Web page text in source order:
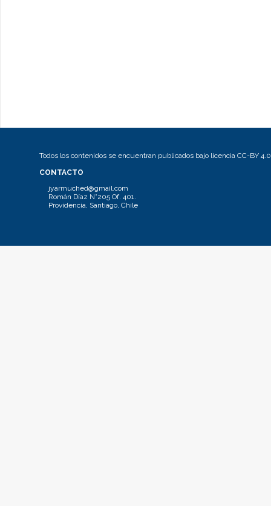
Todos los contenidos se encuentran publicados bajo licencia CC-BY 4.0
CONTACTO
jyarmuched@gmail.com
Román Díaz N°205 Of. 401.
Providencia, Santiago, Chile